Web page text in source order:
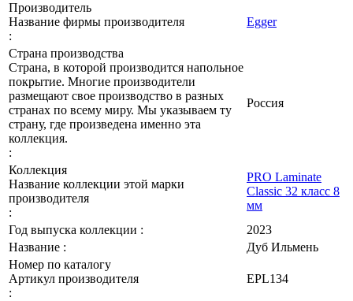
Производитель
Название фирмы производителя
:
Egger
Страна производства
Страна, в которой производится напольное
покрытие. Многие производители
размещают свое производство в разных
странах по всему миру. Мы указываем ту
страну, где произведена именно эта
коллекция.
:
Россия
Коллекция
Название коллекции этой марки
производителя
:
PRO Laminate
Classic 32 класс 8
мм
Год выпуска коллекции :
2023
Название :
Дуб Ильмень
Номер по каталогу
Артикул производителя
:
EPL134